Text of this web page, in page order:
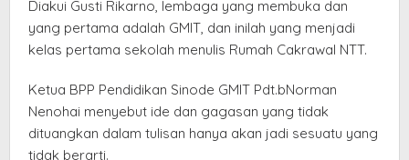
Diakui Gusti Rikarno, lembaga yang membuka dan
yang pertama adalah GMIT, dan inilah yang menjadi
kelas pertama sekolah menulis Rumah Cakrawal NTT.
Ketua BPP Pendidikan Sinode GMIT Pdt.bNorman
Nenohai menyebut ide dan gagasan yang tidak
dituangkan dalam tulisan hanya akan jadi sesuatu yang
tidak berarti.